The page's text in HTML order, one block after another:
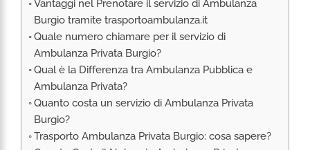
RIMPATRIO SANITARIO ITALIA
AMBULANZA SET CINEMATOGRAFICI
VOLO SANITARIO
TRASPORTO SANITARIO: VOLI DI LINEA,
ELIAMBULANZA ED AMBULANZA
TRASPORTO ECMO O CIRCOLAZIONE
EXTRACORPOREA
TRASPORTO PER NEONATI E PEDIATRICO
Vantaggi nel Prenotare il servizio di Ambulanza
Burgio tramite trasportoambulanza.it
Quale numero chiamare per il servizio di
Ambulanza Privata Burgio?
Qual è la Differenza tra Ambulanza Pubblica e
Ambulanza Privata?
Quanto costa un servizio di Ambulanza Privata
Burgio?
Trasporto Ambulanza Privata Burgio: cosa sapere?